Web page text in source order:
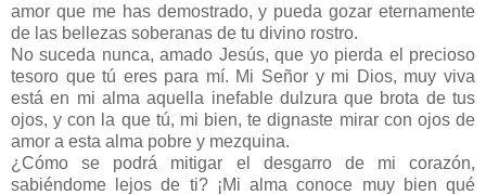
amor que me has demostrado, y pueda gozar eternamente
de las bellezas soberanas de tu divino rostro.
No suceda nunca, amado Jesús, que yo pierda el precioso
tesoro que tú eres para mí. Mi Señor y mi Dios, muy viva
está en mi alma aquella inefable dulzura que brota de tus
ojos, y con la que tú, mi bien, te dignaste mirar con ojos de
amor a esta alma pobre y mezquina.
¿Cómo se podrá mitigar el desgarro de mi corazón,
sabiéndome lejos de ti? ¡Mi alma conoce muy bien qué